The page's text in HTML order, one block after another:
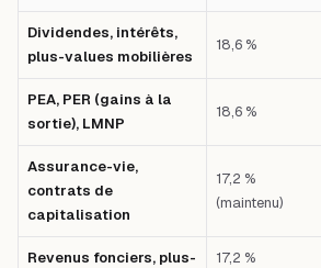
Dividendes, intérêts,
plus-values mobilières
18,6 %
PEA, PER (gains à la
sortie), LMNP
18,6 %
Assurance-vie,
contrats de
capitalisation
17,2 %
(maintenu)
Revenus fonciers, plus-
17,2 %